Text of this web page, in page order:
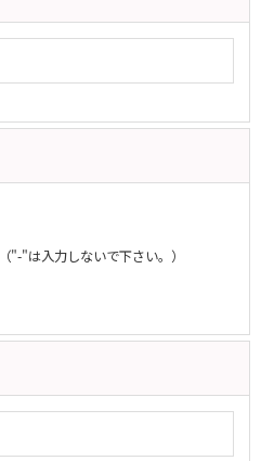
（"-"は入力しないで下さい。）